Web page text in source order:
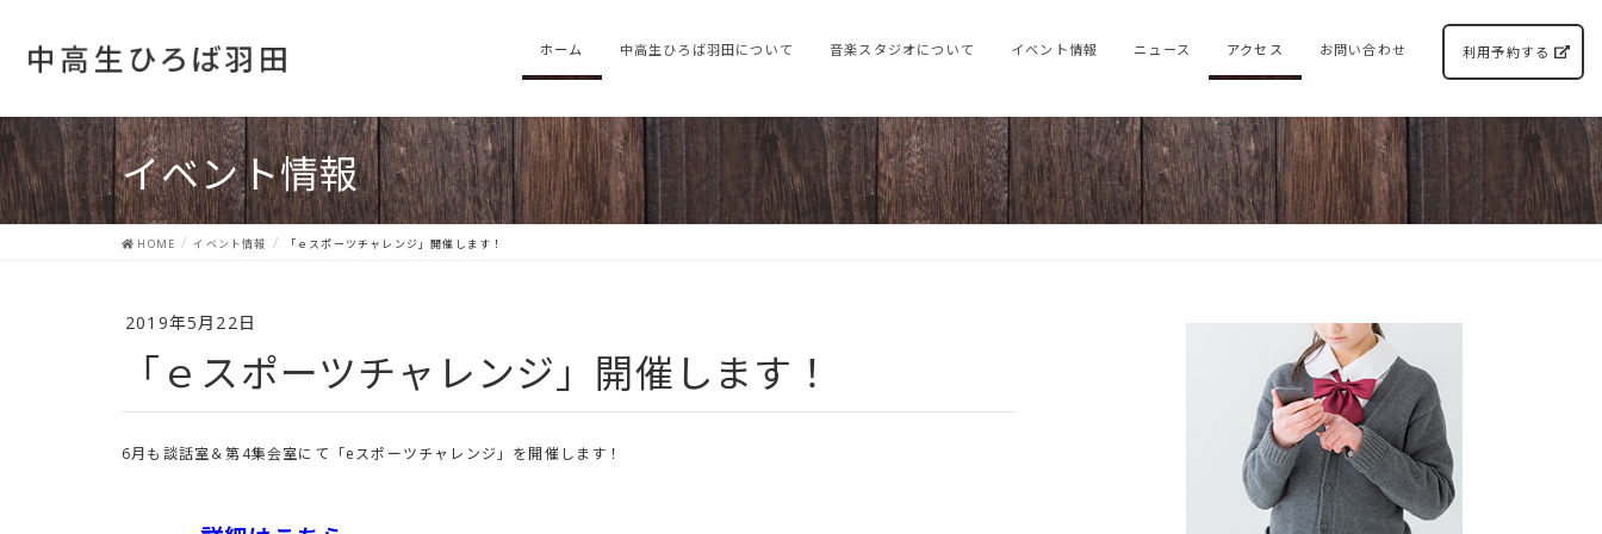
ホーム 中高生ひろば羽田について 音楽スタジオについて イベント情報 ニュース アクセス お問い合わせ 利用予約する
イベント情報
HOME イベント情報 「ｅスポーツチャレンジ」開催します！
2019年5月22日
「ｅスポーツチャレンジ」開催します！
6月も談話室＆第4集会室にて「eスポーツチャレンジ」を開催します！